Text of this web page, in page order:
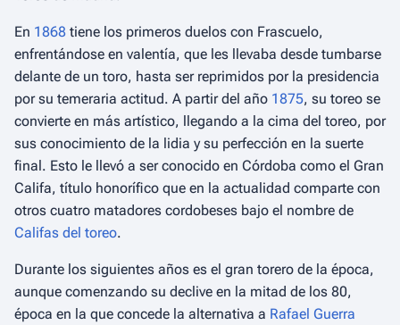
En 1868 tiene los primeros duelos con Frascuelo,
enfrentándose en valentía, que les llevaba desde tumbarse
delante de un toro, hasta ser reprimidos por la presidencia
por su temeraria actitud. A partir del año 1875, su toreo se
convierte en más artístico, llegando a la cima del toreo, por
sus conocimiento de la lidia y su perfección en la suerte
final. Esto le llevó a ser conocido en Córdoba como el Gran
Califa, título honorífico que en la actualidad comparte con
otros cuatro matadores cordobeses bajo el nombre de
Califas del toreo.
Durante los siguientes años es el gran torero de la época,
aunque comenzando su declive en la mitad de los 80,
época en la que concede la alternativa a Rafael Guerra